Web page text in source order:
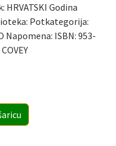
HRVATSKI Godina
Potkategorija:
Napomena: ISBN: 953-